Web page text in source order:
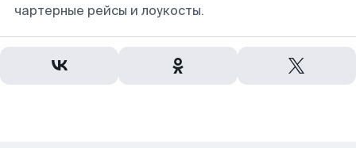
чартерные рейсы и лоукосты.